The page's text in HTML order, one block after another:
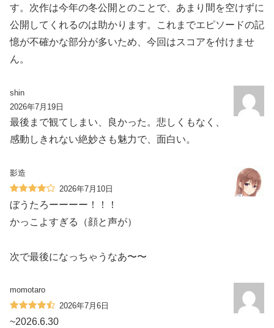
す。次作は今年の冬公開とのことで、あまり間を空けずに
公開してくれるのは助かります。これまでエピソードの記
憶が不確かな部分が多いため、今回はスコアを付けませ
ん。
shin
2026年7月19日
最後まで観てしまい、良かった。悲しくもなく、
感動しきれない絶妙さも魅力で、面白い。
影造
2026年7月10日
ぼうたろーーーー！！！
かっこよすぎる（顔と声が）
次で最後になっちゃうなあ〜〜
momotaro
2026年7月6日
~2026.6.30